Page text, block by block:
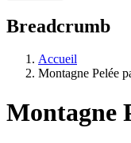
Breadcrumb
Accueil
Montagne Pelée
Montagne